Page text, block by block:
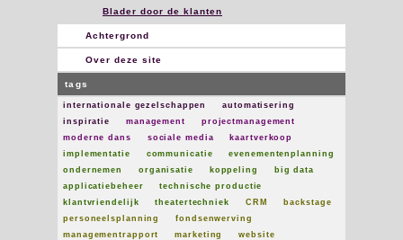
Blader door de klanten
Achtergrond
Over deze site
tags
internationale gezelschappen
automatisering
inspiratie
management
projectmanagement
moderne dans
sociale media
kaartverkoop
implementatie
communicatie
evenementenplanning
ondernemen
organisatie koppeling
big data
applicatiebeheer
technische productie
klantvriendelijk
theatertechniek CRM
backstage
personeelsplanning
fondsenwerving
managementrapport
marketing
website